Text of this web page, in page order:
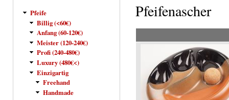
Pfeife
Billig (<60€)
Anfang (60-120€)
Meister (120-240€)
Profi (240-480€)
Luxury (480€<)
Einzigartig
Freehand
Handmade
Pfeifenascher